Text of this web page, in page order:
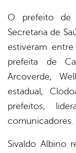
O prefeito de
Secretaria de
estiveram
prefeita de
Arcoverde,
estadual,
prefeitos,
comunicadores.
Sivaldo Albino